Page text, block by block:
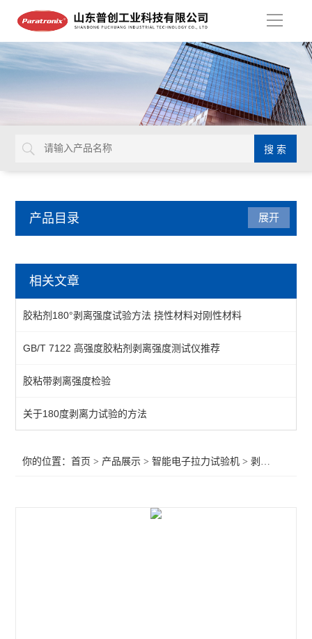
导
产品目录
质构仪
万能材料试验机
湿抗张强度测试仪
穿刺力测试
剪切力测试仪
展开
相关文章
胶粘剂180°剥离强度试验方法 挠性材料对刚性材料
GB/T 7122 高强度胶粘剂剥离强度测试仪推荐
胶粘带剥离强度检验
关于180度剥离力试验的方法
你的位置：首页 > 产品展示 >智能电子拉力试验机 >剥离强度试验机